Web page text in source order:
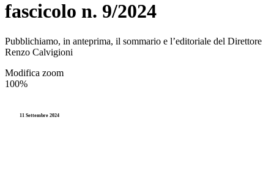
fascicolo n. 9/2024
Pubblichiamo, in anteprima, il sommario e l’editoriale del Direttore
Renzo Calvigioni
Modifica zoom
100%
11 Settembre 2024